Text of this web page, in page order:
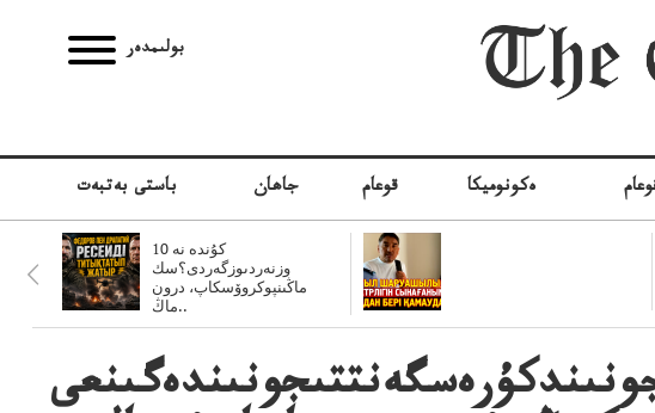
بولىمدەر
باستى بەتبەت جاھان قوعام ەكونوميكا
10 كۇندە نە
وزنەردىوزگەردى؟سك
ماڭىنپوكروۆسكاپ، درون
ماڭ..